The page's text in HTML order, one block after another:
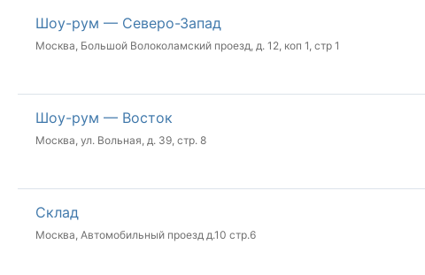
Шоу-рум — Северо-Запад
Москва, Большой Волоколамский проезд, д. 12, коп 1, стр 1
Шоу-рум — Восток
Москва, ул. Вольная, д. 39, стр. 8
Склад
Москва, Автомобильный проезд д.10 стр.6